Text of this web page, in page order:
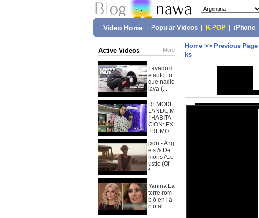
Video Home Popular Videos K-POP iPhone
Active Videos More
Lavado d
e auto: lo
que nadie
lava (...
REMODE
LANDO M
I HABITA
CIÓN: EX
TREMO
jxdn - Ang
els & De
mons Aco
ustic (Of
f...
Yanina La
torre rom
pió en lla
nto al ...
Home >> Previous Page
ks